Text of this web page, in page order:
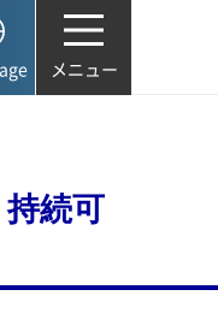
メニュー
続可